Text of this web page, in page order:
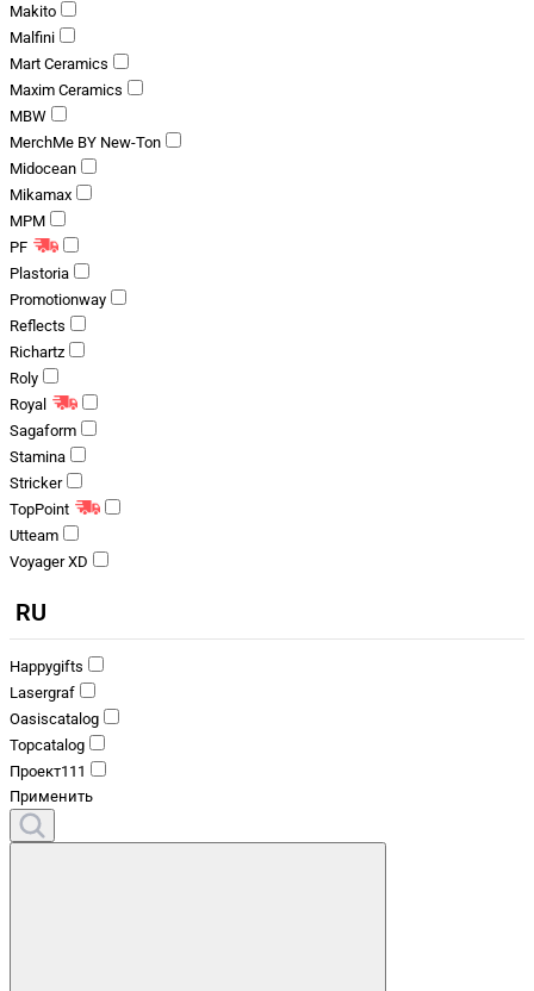
Makito
Malfini
Mart Ceramics
Maxim Ceramics
MBW
MerchMe BY New-Ton
Midocean
Mikamax
MPM
PF
Plastoria
Promotionway
Reflects
Richartz
Roly
Royal
Sagaform
Stamina
Stricker
TopPoint
Utteam
Voyager XD
RU
Happygifts
Lasergraf
Oasiscatalog
Topcatalog
Проект111
Применить